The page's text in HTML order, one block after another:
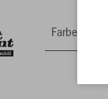
Farbe